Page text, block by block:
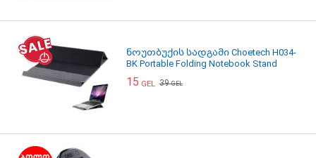
ნოუთბუქის სადგამი Choetech H034-
BK Portable Folding Notebook Stand
15 GEL 39GEL